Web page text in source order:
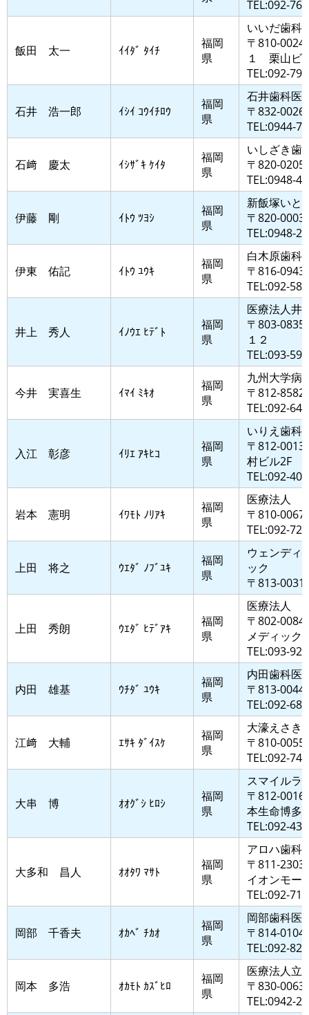
TEL:092-
飯田 太一 ｲｲﾀﾞ ﾀｲﾁ
福岡
県
いいだ歯科
〒810-
１ 栗山ビ
TEL:092-
石井 浩一郎 ｲｼｲ ｺｳｲﾁﾛｳ
福岡
県
石井歯科医
〒832-
TEL:0944-
石﨑 慶太 ｲｼｻﾞｷ ｹｲﾀ
福岡
県
いしざき歯
〒820-
TEL:0948-
伊藤 剛 ｲﾄｳ ﾂﾖｼ
福岡
県
新飯塚いと
〒820-
TEL:0948-
伊東 佑記 ｲﾄｳ ﾕｳｷ
福岡
県
白木原歯科
〒816-
TEL:092-
井上 秀人 ｲﾉｳｴ ﾋﾃﾞﾄ
福岡
県
医療法人井
〒803-
１２
TEL:093-
今井 実喜生 ｲﾏｲ ﾐｷｵ
福岡
県
九州大学病
〒812-
TEL:092-
入江 彰彦 ｲﾘｴ ｱｷﾋｺ
福岡
県
いりえ歯科
〒812-
村ビル2F
TEL:092-
岩本 憲明 ｲﾜﾓﾄ ﾉﾘｱｷ
福岡
県
医療法人
〒810-
TEL:092-
上田 将之 ｳｴﾀﾞ ﾉﾌﾞﾕｷ
福岡
県
ウェンディ
ック
〒813-
上田 秀朗 ｳｴﾀﾞ ﾋﾃﾞｱｷ
福岡
県
医療法人
〒802-
メディック
TEL:093-
内田 雄基 ｳﾁﾀﾞ ﾕｳｷ
福岡
県
内田歯科医
〒813-
TEL:092-
江﨑 大輔 ｴｻｷ ﾀﾞｲｽｹ
福岡
県
大濠えさき
〒810-
TEL:092-
大串 博 ｵｵｸﾞｼ ﾋﾛｼ
福岡
県
スマイルラ
〒812-
本生命博多
TEL:092-
大多和 昌人 ｵｵﾀﾜ ﾏｻﾄ
福岡
県
アロハ歯科
〒811-
イオンモー
TEL:092-
岡部 千香夫 ｵｶﾍﾞ ﾁｶｵ
福岡
県
岡部歯科医
〒814-
TEL:092-
岡本 多浩 ｵｶﾓﾄ ｶｽﾞﾋﾛ
福岡
県
医療法人
〒830-
TEL:0942-